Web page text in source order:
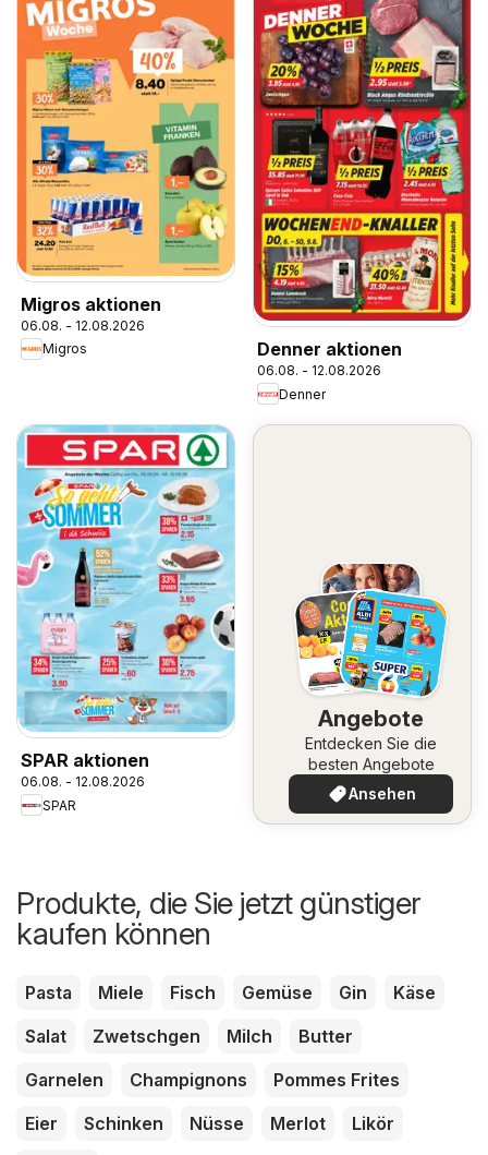
Migros aktionen
06.08. - 12.08.2026
Migros
Denner aktionen
06.08. - 12.08.2026
Denner
SPAR aktionen
06.08. - 12.08.2026
SPAR
Angebote
Entdecken Sie die
besten Angebote
Ansehen
Produkte, die Sie jetzt günstiger
kaufen können
Pasta Miele Fisch Gemüse Gin
Käse
Salat
Zwetschgen Milch
Butter
Garnelen
Champignons
Pommes Frites
Eier
Schinken Nüsse Merlot
Likör